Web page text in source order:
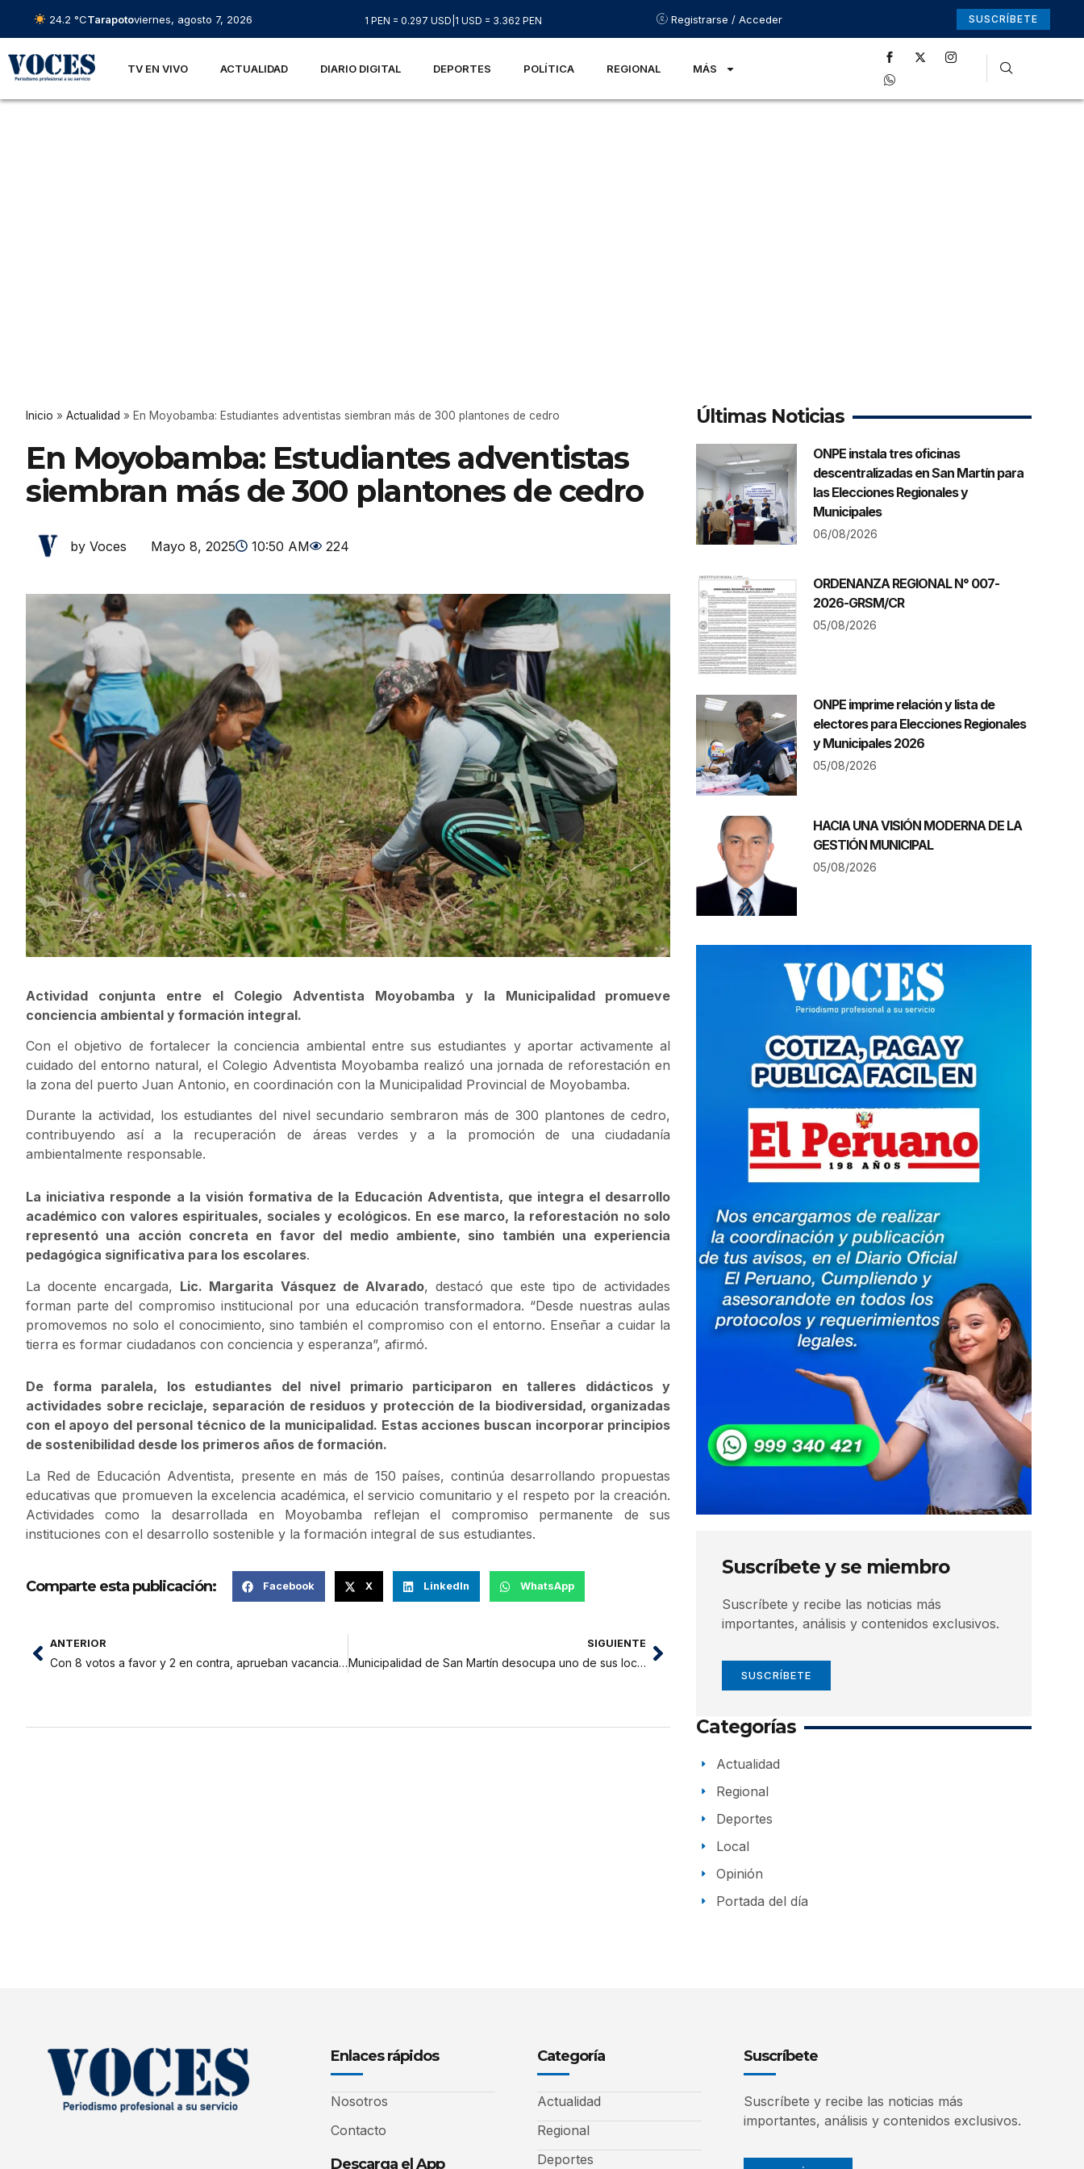
24.2 °CTarapotoviernes, agosto 7, 2026 1 PEN = 0.297 USD 1 USD = 3.362 PEN Registrarse / Acceder SUSCRÍBETE
TV EN VIVO ACTUALIDAD DIARIO DIGITAL DEPORTES POLÍTICA REGIONAL MÁS
Inicio » Actualidad » En Moyobamba: Estudiantes adventistas siembran más de 300 plantones de cedro
En Moyobamba: Estudiantes adventistas
siembran más de 300 plantones de cedro
by Voces Mayo 8, 2025 10:50 AM 224
Actividad conjunta entre el Colegio Adventista Moyobamba y la Municipalidad promueve
conciencia ambiental y formación integral.
Con el objetivo de fortalecer la conciencia ambiental entre sus estudiantes y aportar activamente al
cuidado del entorno natural, el Colegio Adventista Moyobamba realizó una jornada de reforestación en
la zona del puerto Juan Antonio, en coordinación con la Municipalidad Provincial de Moyobamba.
Durante la actividad, los estudiantes del nivel secundario sembraron más de 300 plantones de cedro,
contribuyendo así a la recuperación de áreas verdes y a la promoción de una ciudadanía
ambientalmente responsable.
La iniciativa responde a la visión formativa de la Educación Adventista, que integra el desarrollo
académico con valores espirituales, sociales y ecológicos. En ese marco, la reforestación no solo
representó una acción concreta en favor del medio ambiente, sino también una experiencia
pedagógica significativa para los escolares.
La docente encargada, Lic. Margarita Vásquez de Alvarado, destacó que este tipo de actividades
forman parte del compromiso institucional por una educación transformadora. “Desde nuestras aulas
promovemos no solo el conocimiento, sino también el compromiso con el entorno. Enseñar a cuidar la
tierra es formar ciudadanos con conciencia y esperanza”, afirmó.
De forma paralela, los estudiantes del nivel primario participaron en talleres didácticos y
actividades sobre reciclaje, separación de residuos y protección de la biodiversidad, organizadas
con el apoyo del personal técnico de la municipalidad. Estas acciones buscan incorporar principios
de sostenibilidad desde los primeros años de formación.
La Red de Educación Adventista, presente en más de 150 países, continúa desarrollando propuestas
educativas que promueven la excelencia académica, el servicio comunitario y el respeto por la creación.
Actividades como la desarrollada en Moyobamba reflejan el compromiso permanente de sus
instituciones con el desarrollo sostenible y la formación integral de sus estudiantes.
Comparte esta publicación: Facebook X LinkedIn WhatsApp
ANTERIOR
Con 8 votos a favor y 2 en contra, aprueban vacancia del regidor de la Municipalidad Provincial de San Martín,
SIGUIENTE
Municipalidad de San Martín desocupa uno de sus locales tras fallo judicial y se traslada a nuevo inmueble
Últimas Noticias
ONPE instala tres oficinas
descentralizadas en San Martín para
las Elecciones Regionales y
Municipales
06/08/2026
ORDENANZA REGIONAL N° 007-
2026-GRSM/CR
05/08/2026
ONPE imprime relación y lista de
electores para Elecciones Regionales
y Municipales 2026
05/08/2026
HACIA UNA VISIÓN MODERNA DE LA
GESTIÓN MUNICIPAL
05/08/2026
Suscríbete y se miembro
Suscríbete y recibe las noticias más
importantes, análisis y contenidos exclusivos.
SUSCRÍBETE
Categorías
Actualidad
Regional
Deportes
Local
Opinión
Portada del día
Enlaces rápidos
Nosotros
Contacto
Descarga el App
Categoría
Actualidad
Regional
Deportes
Suscríbete
Suscríbete y recibe las noticias más
importantes, análisis y contenidos exclusivos.